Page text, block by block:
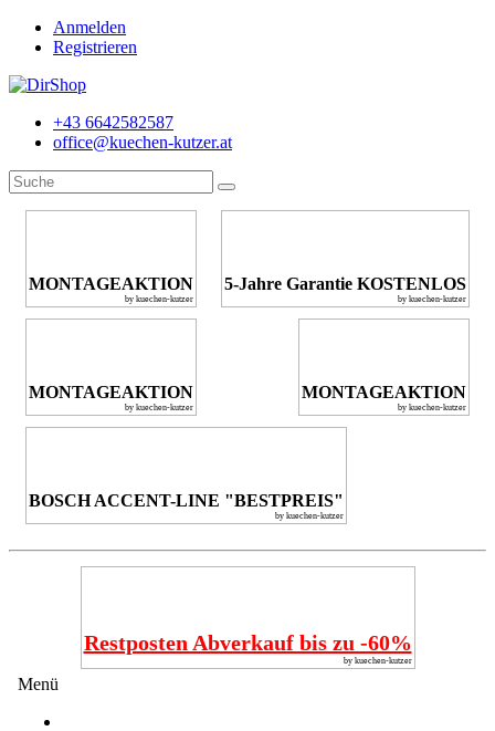
Anmelden
Registrieren
+43 6642582587
office@kuechen-kutzer.at
MONTAGEAKTION
by kuechen-kutzer
5-Jahre Garantie KOSTENLOS
by kuechen-kutzer
MONTAGEAKTION
by kuechen-kutzer
MONTAGEAKTION
by kuechen-kutzer
BOSCH ACCENT-LINE "BESTPREIS"
by kuechen-kutzer
Restposten Abverkauf bis zu -60%
by kuechen-kutzer
Menü